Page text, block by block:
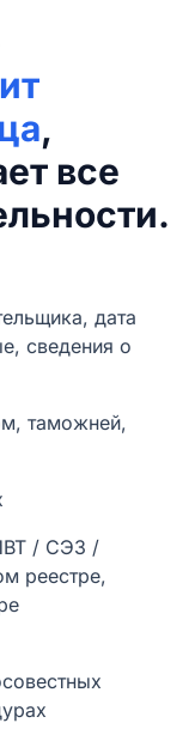
,
все
дата
сведения о
таможней,
/ СЭЗ /
реестре,